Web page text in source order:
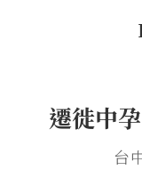
遷徙中
台